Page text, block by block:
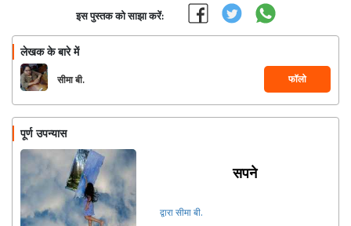
इस पुस्तक को साझा करें:
लेखक के बारे में
सीमा बी. फॉलो
पूर्ण उपन्यास
सपने
द्वारा सीमा बी.